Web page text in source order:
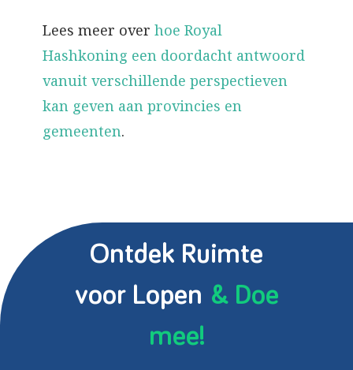
Lees meer over hoe Royal
Hashkoning een doordacht antwoord
vanuit verschillende perspectieven
kan geven aan provincies en
gemeenten.
Ontdek Ruimte
voor Lopen & Doe
mee!